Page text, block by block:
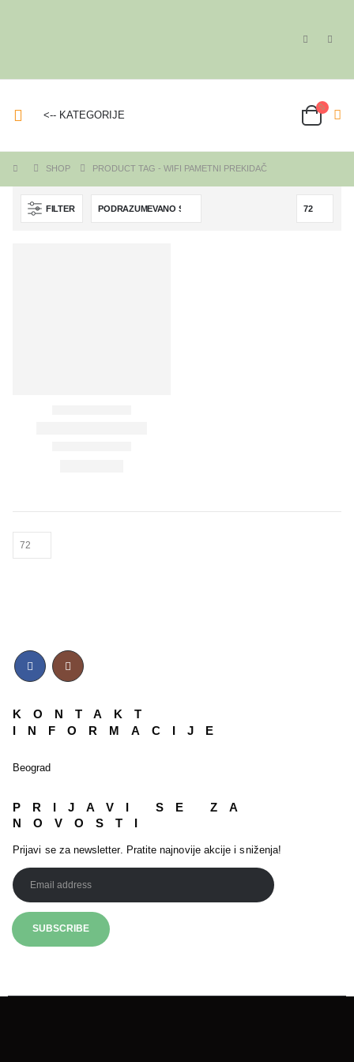
<-- KATEGORIJE
SHOP PRODUCT TAG - WIFI PAMETNI PREKIDAČ
FILTER
KONTAKT
INFORMACIJE
Beograd
PRIJAVI SE ZA
NOVOSTI
Prijavi se za newsletter. Pratite najnovije akcije i sniženja!